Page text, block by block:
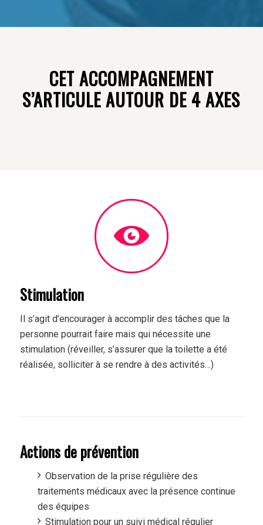
CET ACCOMPAGNEMENT
S’ARTICULE AUTOUR DE 4 AXES
Stimulation
Il s’agit d’encourager à accomplir des tâches que la
personne pourrait faire mais qui nécessite une
stimulation (réveiller, s’assurer que la toilette a été
réalisée, solliciter à se rendre à des activités…)
Actions de prévention
Observation de la prise régulière des
traitements médicaux avec la présence continue
des équipes
Stimulation pour un suivi médical régulier